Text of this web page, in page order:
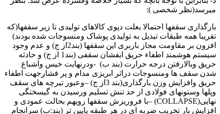
میرسد(نظر شخصی ):
بارگذاری سقفها احتمالا بعلت دپوی کالاهای تولیدی تا زیر سقفها(که
تقریبا همه طبقات تبدیل به تولیدی پوشاک ومنسوجات شده بودند)
افزون بر مقاومت مجاز باربری این سقفها (بند2از ج) و عدم وجود
سیستم هوشمند اطفاء حریق ابفشان سقفی (بند1 از ج) و حادثه
حریق وبالارفتن درجه حرارت (بند ب) -ودرنهایت خیس واشباع
شدن سقف ها ومنسوجات دراثر ابریزی مدام و پر فشارجهت اطفاء
حریق وافزایش وزن بارگذاری(بند 3از ج) –وعبور تیرچه های سقف
وپلها وستونهای فولادی از حد تنش تسلیم ورسیدن به گیسختگی
نهایی(COLLAPSE) –با فروریزش سقفها رویهم بحالت عمودی و
افزایش بار تخریب ضربه ای در هر طبقه پایین تر (بند:ب) سرانجام